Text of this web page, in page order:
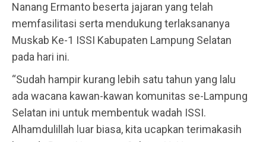
Nanang Ermanto beserta jajaran yang telah
memfasilitasi serta mendukung terlaksananya
Muskab Ke-1 ISSI Kabupaten Lampung Selatan
pada hari ini.
“Sudah hampir kurang lebih satu tahun yang lalu
ada wacana kawan-kawan komunitas se-Lampung
Selatan ini untuk membentuk wadah ISSI.
Alhamdulillah luar biasa, kita ucapkan terimakasih